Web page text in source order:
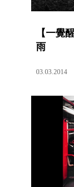
【一覺
雨
03.03.2014